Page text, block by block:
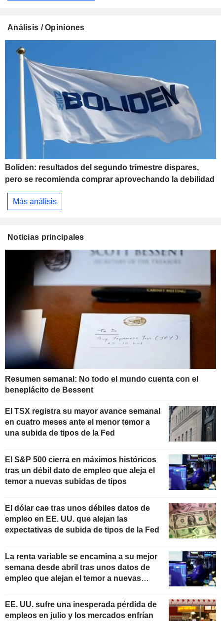
Análisis / Opiniones
Boliden: resultados del segundo trimestre dispares,
pero se recomienda comprar aprovechando la debilidad
Más análisis
Noticias principales
Resumen semanal: No todo el mundo cuenta con el
beneplácito de Bessent
El TSX registra su mayor avance semanal
en cuatro meses ante el menor temor a
una subida de tipos de la Fed
El S&P 500 cierra en máximos históricos
tras un débil dato de empleo que aleja el
temor a nuevas subidas de tipos
El dólar cae tras unos débiles datos de
empleo en EE. UU. que alejan las
expectativas de subida de tipos de la Fed
La renta variable se encamina a su mejor
semana desde abril tras unos datos de
empleo que alejan el temor a nuevas
EE. UU. sufre una inesperada pérdida de
empleos en julio y los mercados enfrían